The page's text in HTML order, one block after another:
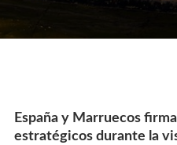
España y Marruecos
estratégicos durante la